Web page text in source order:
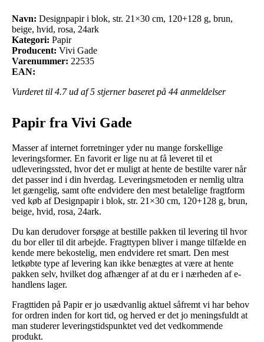
Navn: Designpapir i blok, str. 21×30 cm, 120+128 g, brun,
beige, hvid, rosa, 24ark
Kategori: Papir
Producent: Vivi Gade
Varenummer: 22535
EAN:
Vurderet til 4.7ud af 5 stjerner baseret på 44 anmeldelser
Papir fra Vivi Gade
Masser af internet forretninger yder nu mange forskellige
leveringsformer. En favorit er lige nu at få leveret til et
udleveringssted, hvor det er muligt at hente de bestilte varer når
det passer ind i din hverdag. Leveringsmetoden er nemlig ultra
let gængelig, samt ofte endvidere den mest betalelige fragtform
ved køb af Designpapir i blok, str. 21×30 cm, 120+128 g, brun,
beige, hvid, rosa, 24ark.
Du kan derudover forsøge at bestille pakken til levering til hvor
du bor eller til dit arbejde. Fragttypen bliver i mange tilfælde en
kende mere bekostelig, men endvidere ret smart. Den mest
letkøbte type af levering kan ikke benægtes at være at hente
pakken selv, hvilket dog afhænger af at du er i nærheden af e-
handlens lager.
Fragttiden på Papir er jo usædvanlig aktuel såfremt vi har behov
for ordren inden for kort tid, og herved er det jo meningsfuldt at
man studerer leveringstidspunktet ved det vedkommende
produkt.